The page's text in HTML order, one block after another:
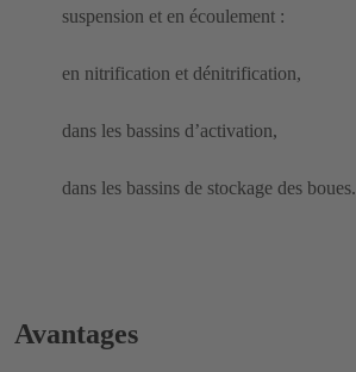
suspension et en écoulement :
en nitrification et dénitrification,
dans les bassins d’activation,
dans les bassins de stockage des boues.
Avantages